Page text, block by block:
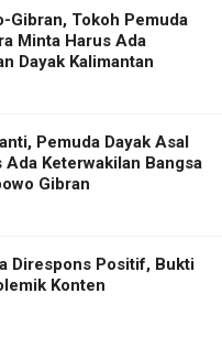
Gibran, Tokoh Pemuda
Minta Harus Ada
Dayak Kalimantan
Pemuda Dayak Asal
Keterwakilan Bangsa
Gibran
Direspons Positif, Bukti
Konten